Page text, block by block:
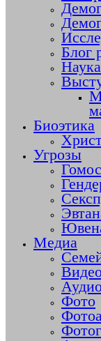
Блог
Наука
Биоэтика
Угрозы
Медиа
Фото